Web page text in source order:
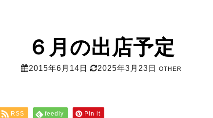
６月の出店予定
2015年6月14日 2025年3月23日 OTHER
RSS feedly Pin it